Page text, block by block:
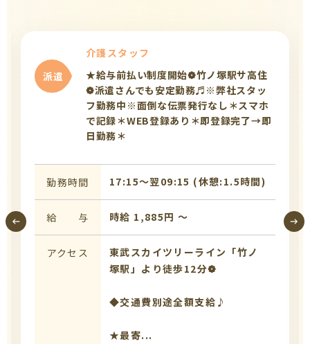
派遣
介護スタッフ
★給与前払い制度開始❁竹ノ塚駅サ高住
❁派遣さんでも安定勤務♬※弊社スタッ
フ勤務中※面倒な伝票発行なし＊スマホ
で記録＊WEB登録あり＊即登録完了→即
日勤務＊
勤務時間 17:15〜翌09:15 (休憩:1.5時間)
給 与 時給 1,885円 〜
アクセス
東武スカイツリーライン「竹ノ
塚駅」より徒歩12分❁
◆交通費別途全額支給♪
★最寄...